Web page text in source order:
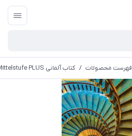
فهرست محصولات / کتاب آلمانی Deutsch Übungsgrammatik für die Mittelstufe PLUS